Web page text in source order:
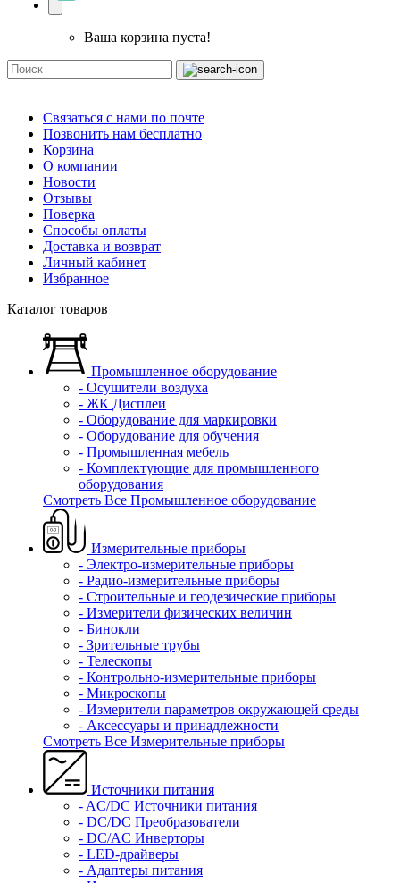
Ваша корзина пуста!
Связаться с нами по почте
Позвонить нам бесплатно
Корзина
О компании
Новости
Отзывы
Поверка
Способы оплаты
Доставка и возврат
Личный кабинет
Избранное
Каталог товаров
Промышленное оборудование
- Осушители воздуха
- ЖК Дисплеи
- Оборудование для маркировки
- Оборудование для обучения
- Промышленная мебель
- Комплектующие для промышленного
оборудования
Смотреть Все Промышленное оборудование
Измерительные приборы
- Электро-измерительные приборы
- Радио-измерительные приборы
- Строительные и геодезические приборы
- Измерители физических величин
- Бинокли
- Зрительные трубы
- Телескопы
- Контрольно-измерительные приборы
- Микроскопы
- Измерители параметров окружающей среды
- Аксессуары и принадлежности
Смотреть Все Измерительные приборы
Источники питания
- AC/DC Источники питания
- DC/DC Преобразователи
- DC/AC Инверторы
- LED-драйверы
- Адаптеры питания